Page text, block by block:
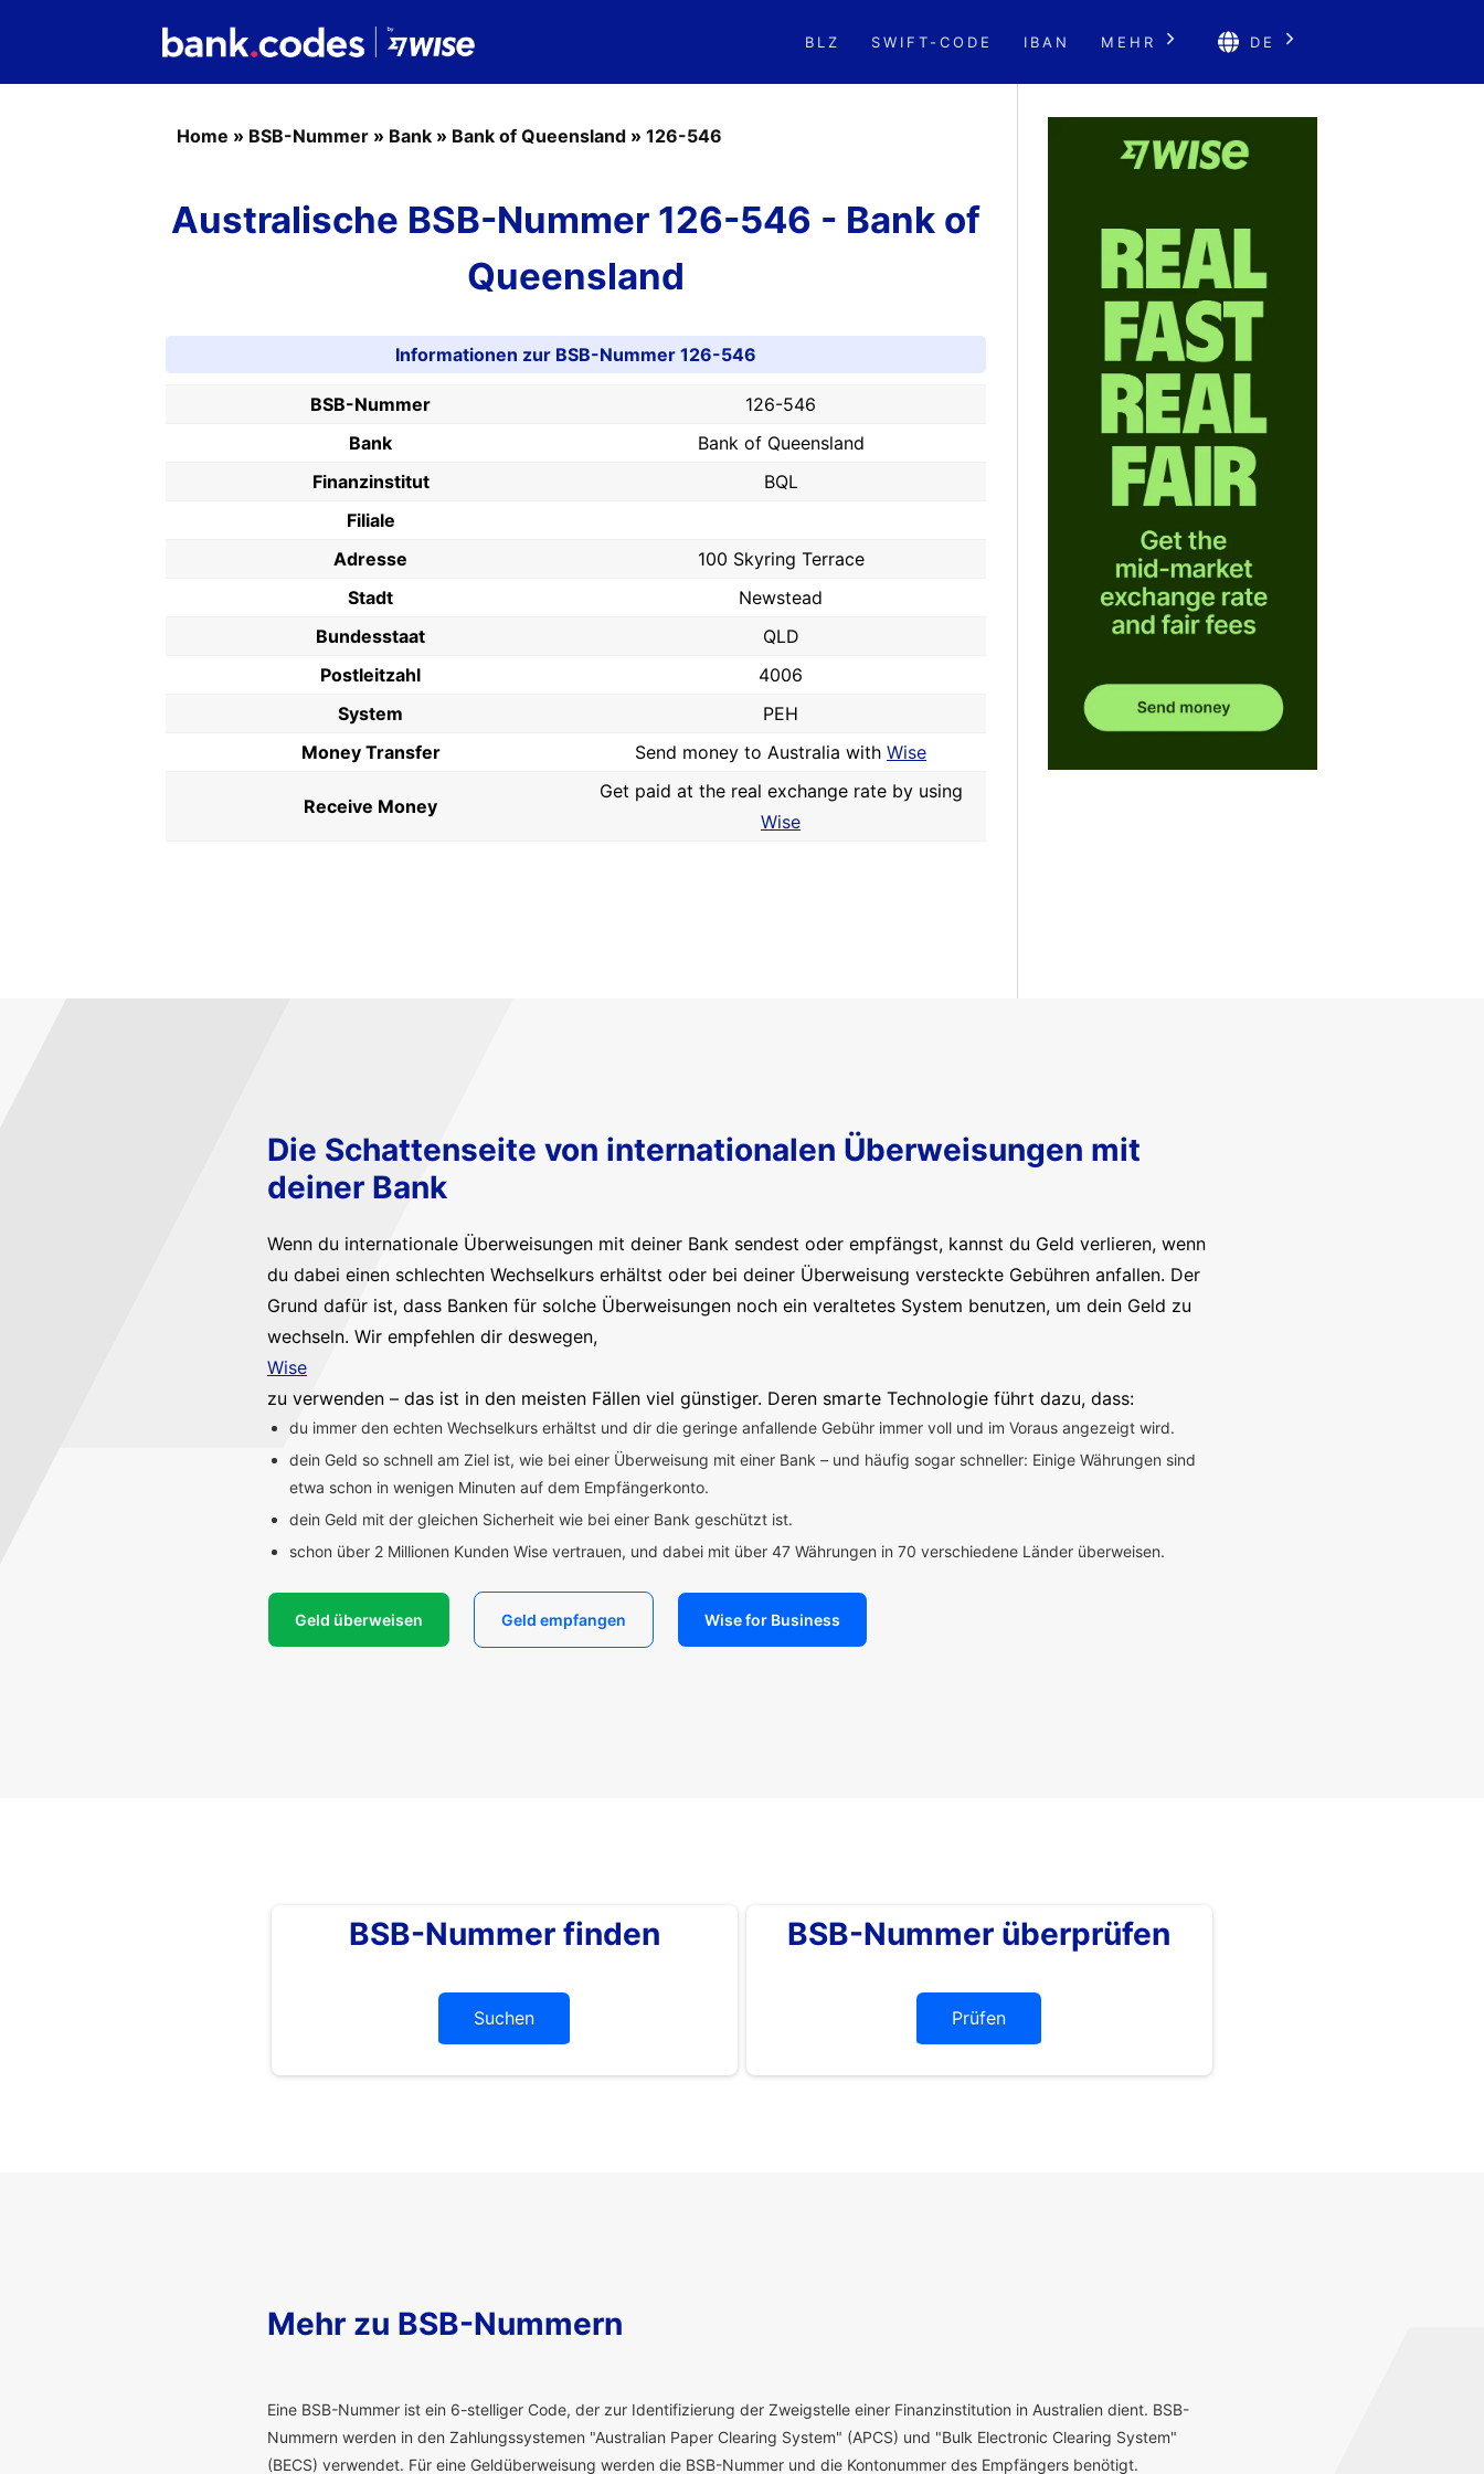
BLZ SWIFT-CODE IBAN MEHR DE
Home » BSB-Nummer » Bank » Bank of Queensland » 126-546
Australische BSB-Nummer 126-546 - Bank of
Queensland
Informationen zur BSB-Nummer 126-546
BSB-Nummer
126-546
Bank
Bank of Queensland
Finanzinstitut
BQL
Filiale
Adresse
100 Skyring Terrace
Stadt
Newstead
Bundesstaat
QLD
Postleitzahl
4006
System
PEH
Money Transfer
Send money to Australia with Wise
Receive Money
Get paid at the real exchange rate by using
Wise
Die Schattenseite von internationalen Überweisungen mit
deiner Bank
Wenn du internationale Überweisungen mit deiner Bank sendest oder empfängst, kannst du Geld verlieren, wenn
du dabei einen schlechten Wechselkurs erhältst oder bei deiner Überweisung versteckte Gebühren anfallen. Der
Grund dafür ist, dass Banken für solche Überweisungen noch ein veraltetes System benutzen, um dein Geld zu
wechseln. Wir empfehlen dir deswegen,
Wise
zu verwenden – das ist in den meisten Fällen viel günstiger. Deren smarte Technologie führt dazu, dass:
du immer den echten Wechselkurs erhältst und dir die geringe anfallende Gebühr immer voll und im Voraus angezeigt wird.
dein Geld so schnell am Ziel ist, wie bei einer Überweisung mit einer Bank – und häufig sogar schneller: Einige Währungen sind
etwa schon in wenigen Minuten auf dem Empfängerkonto.
dein Geld mit der gleichen Sicherheit wie bei einer Bank geschützt ist.
schon über 2 Millionen Kunden Wise vertrauen, und dabei mit über 47 Währungen in 70 verschiedene Länder überweisen.
Geld überweisen Geld empfangen Wise for Business
BSB-Nummer finden
Suchen
BSB-Nummer überprüfen
Prüfen
Mehr zu BSB-Nummern
Eine BSB-Nummer ist ein 6-stelliger Code, der zur Identifizierung der Zweigstelle einer Finanzinstitution in Australien dient. BSB-
Nummern werden in den Zahlungssystemen "Australian Paper Clearing System" (APCS) und "Bulk Electronic Clearing System"
(BECS) verwendet. Für eine Geldüberweisung werden die BSB-Nummer und die Kontonummer des Empfängers benötigt.